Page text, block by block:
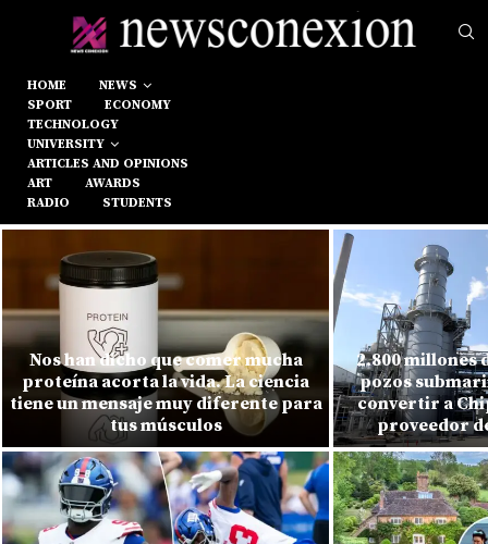
HOME
NEWS
SPORT
ECONOMY
TECHNOLOGY
UNIVERSITY
ARTICLES AND OPINIONS
ART
AWARDS
RADIO
STUDENTS
Nos han dicho que comer mucha
proteína acorta la vida. La ciencia
tiene un mensaje muy diferente para
tus músculos
2.800 millones
pozos
convertir a
proveedor